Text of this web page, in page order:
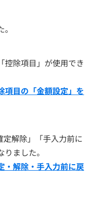
控除項目」が使用でき
項目の「金額設定」を
定解除」「手入力前に
ました。
・解除・手入力前に戻